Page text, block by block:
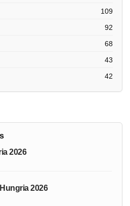
109
92
68
43
42
2026
2026